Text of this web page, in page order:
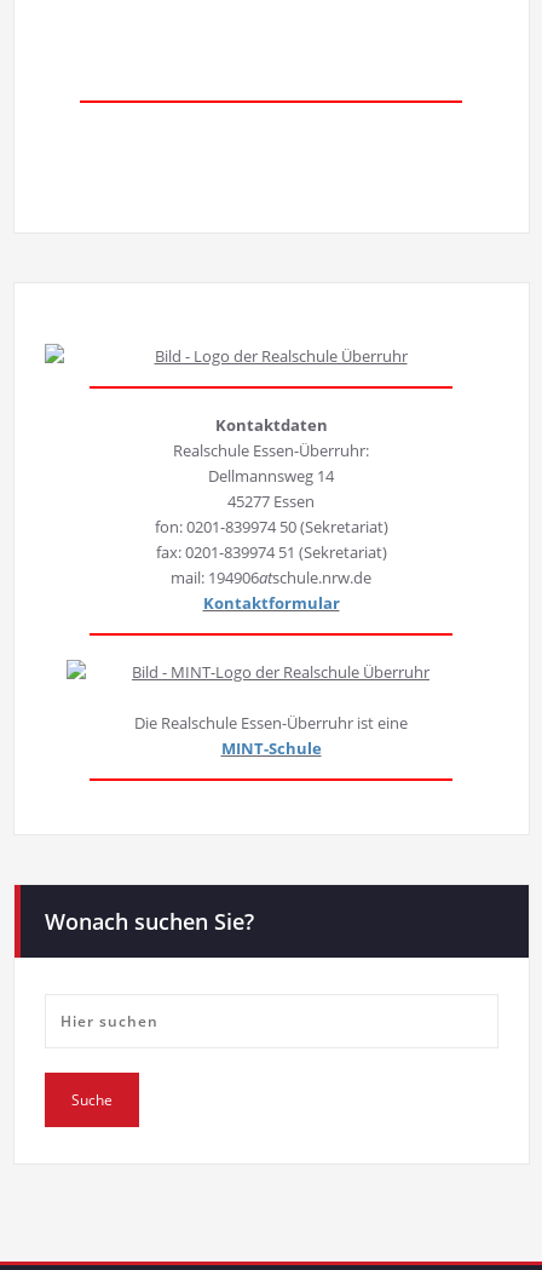
Kontaktdaten
Realschule Essen-Überruhr:
Dellmannsweg 14
45277 Essen
fon: 0201-839974 50 (Sekretariat)
fax: 0201-839974 51 (Sekretariat)
mail: 194906atschule.nrw.de
Kontaktformular
Die Realschule Essen-Überruhr ist eine
MINT-Schule
Wonach suchen Sie?